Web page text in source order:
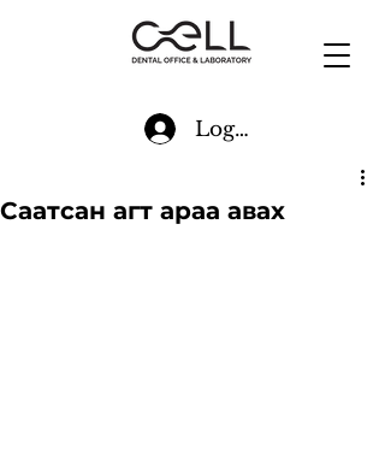
Log In
Саатсан агт араа авах